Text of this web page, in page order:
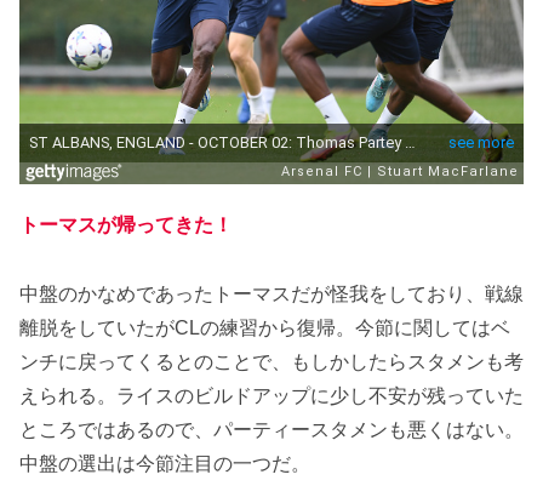
トーマスが帰ってきた！
中盤のかなめであったトーマスだが怪我をしており、戦線
離脱をしていたがCLの練習から復帰。今節に関してはベ
ンチに戻ってくるとのことで、もしかしたらスタメンも考
えられる。ライスのビルドアップに少し不安が残っていた
ところではあるので、パーティースタメンも悪くはない。
中盤の選出は今節注目の一つだ。